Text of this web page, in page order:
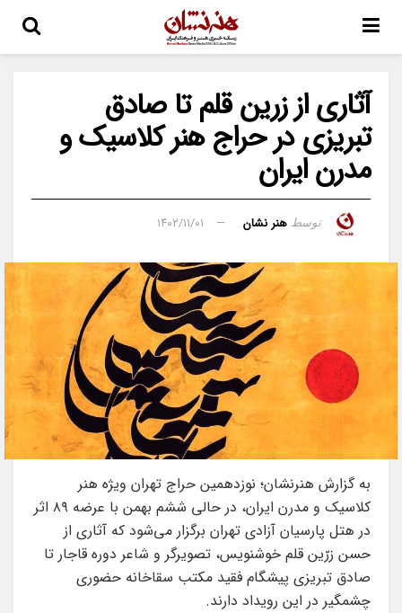
آثاری از زرین قلم تا صادق
تبریزی در حراج هنر کلاسیک و
مدرن ایران
توسط هنر نشان ۱۴۰۲/۱۱/۰۱
به گزارش هنرنشان؛ نوزدهمین حراج تهران ویژه هنر
کلاسیک و مدرن ایران، در حالی ششم بهمن با عرضه ۸۹ اثر
در هتل پارسیان آزادی تهران برگزار می‌شود که آثاری از
حسن زرّین قلم خوشنویس، تصویرگر و شاعر دوره قاجار تا
صادق تبریزی پیشگام فقید مکتب سقاخانه حضوری
چشمگیر در این رویداد دارند.